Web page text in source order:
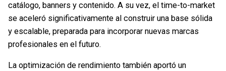
catálogo, banners y contenido. A su vez, el time-to-market
se aceleró significativamente al construir una base sólida
y escalable, preparada para incorporar nuevas marcas
profesionales en el futuro.
La optimización de rendimiento también aportó un